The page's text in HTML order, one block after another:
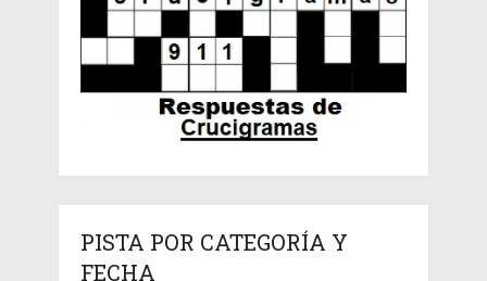
PISTA POR CATEGORÍA Y
FECHA